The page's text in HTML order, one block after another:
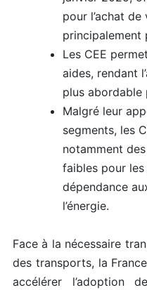
pour l’achat
principalement
Les CEE
aides, rendant
plus abordable
Malgré leur
segments, les
notamment
faibles pour
dépendance
l’énergie.
Face à la nécessaire
des transports, la
accélérer l’adoption